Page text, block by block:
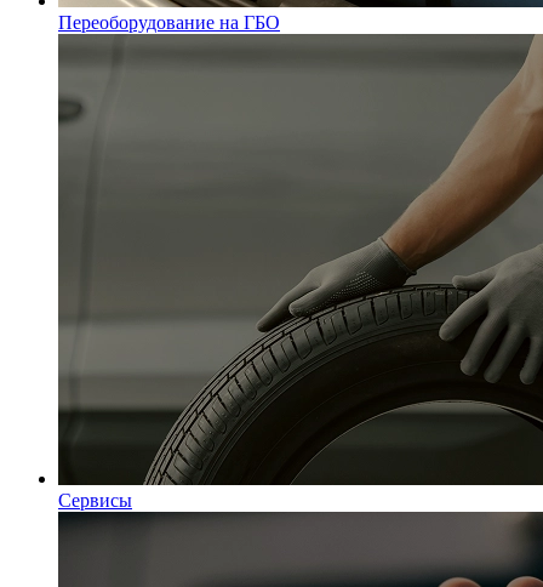
Переоборудование на ГБО
Сервисы